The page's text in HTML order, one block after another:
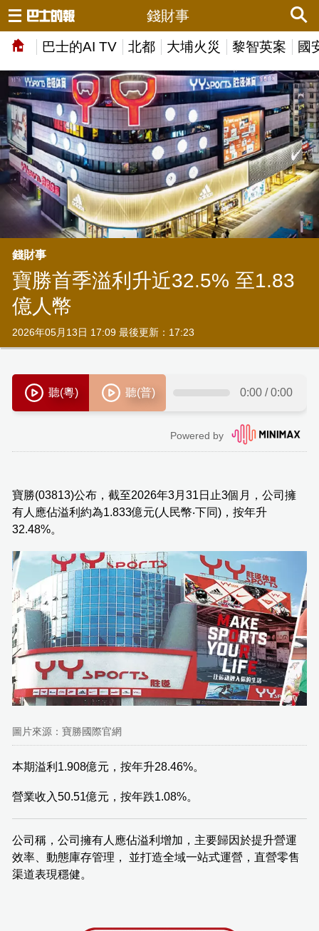
巴士的AI TV 北都 大埔火災 黎智英案 國
錢財事
錢財事
寶勝首季溢利升近32.5% 至1.83
億人幣
2026年05月13日 17:09 最後更新：17:23
寶勝(03813)公布，截至2026年3月31日止3個月，公司擁
有人應佔溢利約為1.833億元(人民幣‧下同)，按年升
32.48%。
圖片來源：寶勝國際官網
本期溢利1.908億元，按年升28.46%。
營業收入50.51億元，按年跌1.08%。
公司稱，公司擁有人應佔溢利增加，主要歸因於提升營運
效率、動態庫存管理， 並打造全域一站式運營，直營零售
渠道表現穩健。